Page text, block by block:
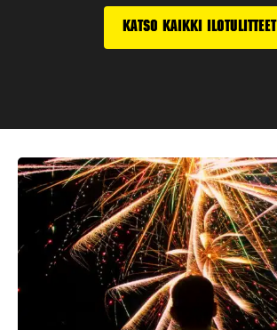
Katso kaikki ilotulitteet